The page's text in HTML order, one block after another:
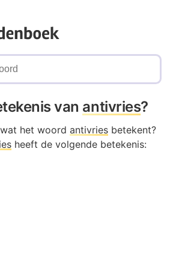
van antivries?
het woord antivries betekent?
heeft de volgende betekenis: